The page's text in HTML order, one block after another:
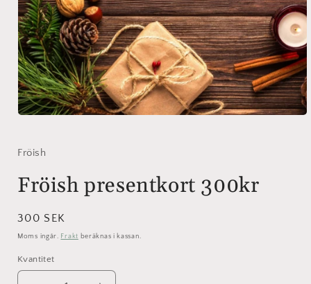
iFröish
Fröish presentkort 300kr
Ordinarie
pris
300 SEK
Moms ingår. Frakt beräknas i kassan.
Kvantitet